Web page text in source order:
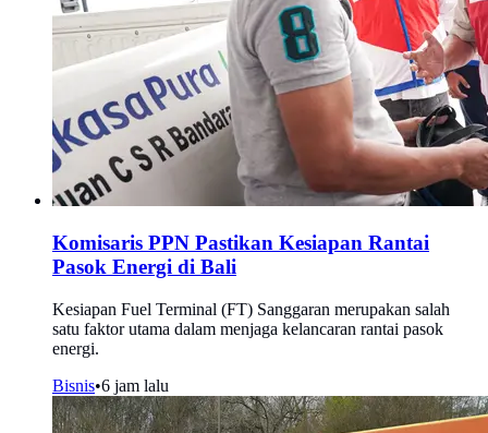
Komisaris PPN Pastikan Kesiapan Rantai
Pasok Energi di Bali
Kesiapan Fuel Terminal (FT) Sanggaran merupakan salah
satu faktor utama dalam menjaga kelancaran rantai pasok
energi.
Bisnis•6 jam lalu